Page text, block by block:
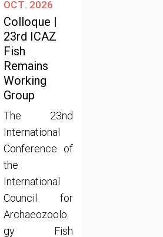
oct. 2026
Colloque |
23rd ICAZ
Fish
Remains
Working
Group
The 23nd
International
Conference of
the
International
Council for
Archaeozoolo
gy Fish